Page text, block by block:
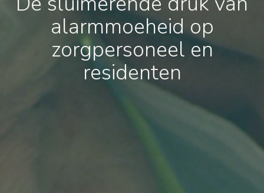
alarmmoeheid op
zorgpersoneel en
residenten